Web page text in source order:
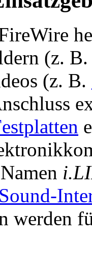
(z.
(z. B.
Sound-
werden